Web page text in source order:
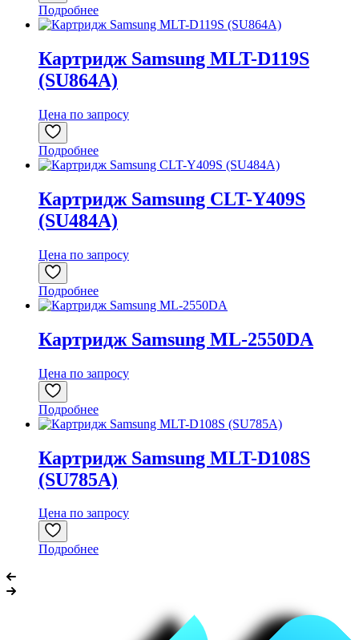
Подробнее
Картридж Samsung MLT-D119S
(SU864A)
Цена по запросу
Подробнее
Картридж Samsung CLT-Y409S
(SU484A)
Цена по запросу
Подробнее
Картридж Samsung ML-2550DA
Цена по запросу
Подробнее
Картридж Samsung MLT-D108S
(SU785A)
Цена по запросу
Подробнее